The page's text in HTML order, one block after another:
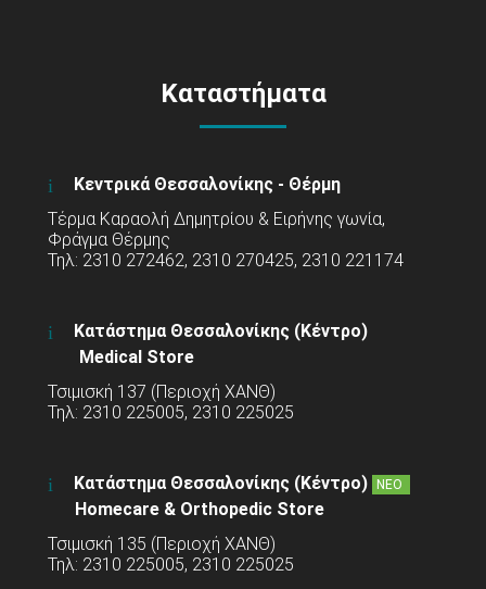
Καταστήματα
Κεντρικά Θεσσαλονίκης - Θέρμη
Τέρμα Καραολή Δημητρίου & Ειρήνης γωνία,
Φράγμα Θέρμης
Τηλ: 2310 272462, 2310 270425, 2310 221174
Κατάστημα Θεσσαλονίκης (Κέντρο)
Medical Store
Τσιμισκή 137 (Περιοχή ΧΑΝΘ)
Τηλ: 2310 225005, 2310 225025
Κατάστημα Θεσσαλονίκης (Κέντρο) ΝΕΟ
Homecare & Orthopedic Store
Τσιμισκή 135 (Περιοχή ΧΑΝΘ)
Τηλ: 2310 225005, 2310 225025